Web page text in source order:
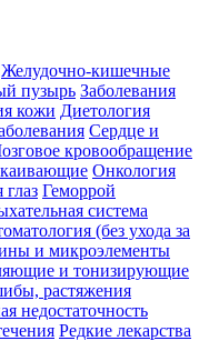
Желудочно-кишечные
пузырь Заболевания
кожи Диетология
Сердце и
кровообращение
Онкология
глаз Геморрой
система
(без ухода за
и микроэлементы
и тонизирующие
растяжения
недостаточность
Редкие лекарства